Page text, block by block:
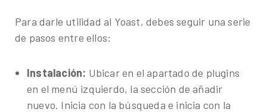
Para darle utilidad al Yoast, debes seguir una serie
de pasos entre ellos:
Instalación: Ubicar en el apartado de plugins
en el menú izquierdo, la sección de añadir
nuevo. Inicia con la búsqueda e inicia con la